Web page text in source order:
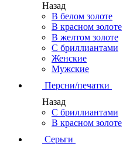
Назад
В белом золоте
В красном золоте
В желтом золоте
С бриллиантами
Женские
Мужские
Персни/печатки
Назад
С бриллиантами
В красном золоте
Серьги